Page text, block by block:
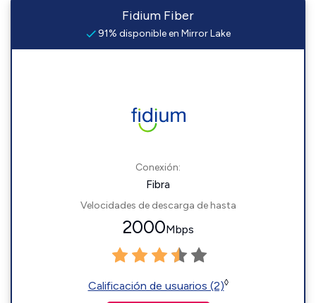
Fidium Fiber
91% disponible en Mirror Lake
Conexión:
Fibra
Velocidades de descarga de hasta
2000Mbps
Calificación de usuarios (2)◊